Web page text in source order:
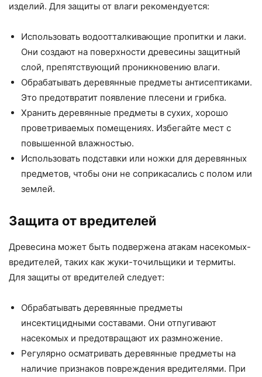
изделий. Для защиты от влаги рекомендуется:
Использовать водоотталкивающие пропитки и лаки.
Они создают на поверхности древесины защитный
слой, препятствующий проникновению влаги.
Обрабатывать деревянные предметы антисептиками.
Это предотвратит появление плесени и грибка.
Хранить деревянные предметы в сухих, хорошо
проветриваемых помещениях. Избегайте мест с
повышенной влажностью.
Использовать подставки или ножки для деревянных
предметов, чтобы они не соприкасались с полом или
землей.
Защита от вредителей
Древесина может быть подвержена атакам насекомых-
вредителей, таких как жуки-точильщики и термиты.
Для защиты от вредителей следует:
Обрабатывать деревянные предметы
инсектицидными составами. Они отпугивают
насекомых и предотвращают их размножение.
Регулярно осматривать деревянные предметы на
наличие признаков повреждения вредителями. При